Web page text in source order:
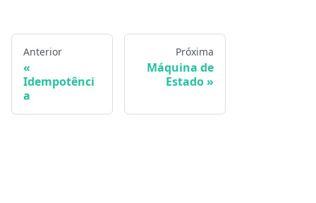
Anterior
Idempotênci
a
Próxima
Máquina de
Estado